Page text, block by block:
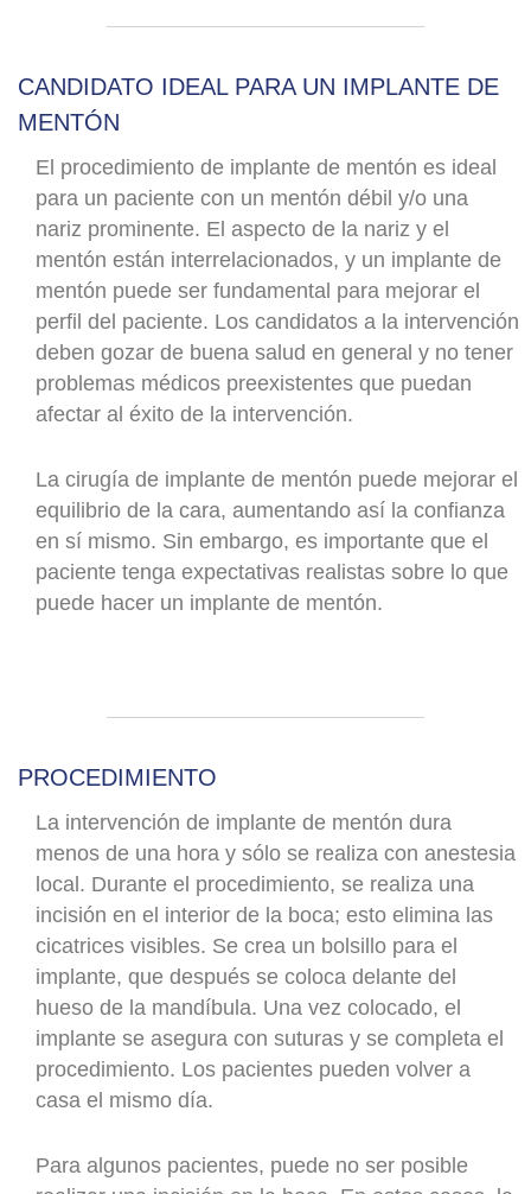
CANDIDATO IDEAL PARA UN IMPLANTE DE
MENTÓN
El procedimiento de implante de mentón es ideal
para un paciente con un mentón débil y/o una
nariz prominente. El aspecto de la nariz y el
mentón están interrelacionados, y un implante de
mentón puede ser fundamental para mejorar el
perfil del paciente. Los candidatos a la intervención
deben gozar de buena salud en general y no tener
problemas médicos preexistentes que puedan
afectar al éxito de la intervención.
La cirugía de implante de mentón puede mejorar el
equilibrio de la cara, aumentando así la confianza
en sí mismo. Sin embargo, es importante que el
paciente tenga expectativas realistas sobre lo que
puede hacer un implante de mentón.
PROCEDIMIENTO
La intervención de implante de mentón dura
menos de una hora y sólo se realiza con anestesia
local. Durante el procedimiento, se realiza una
incisión en el interior de la boca; esto elimina las
cicatrices visibles. Se crea un bolsillo para el
implante, que después se coloca delante del
hueso de la mandíbula. Una vez colocado, el
implante se asegura con suturas y se completa el
procedimiento. Los pacientes pueden volver a
casa el mismo día.
Para algunos pacientes, puede no ser posible